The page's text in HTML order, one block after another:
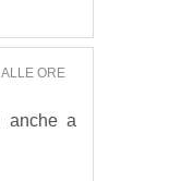
ORE
anche a